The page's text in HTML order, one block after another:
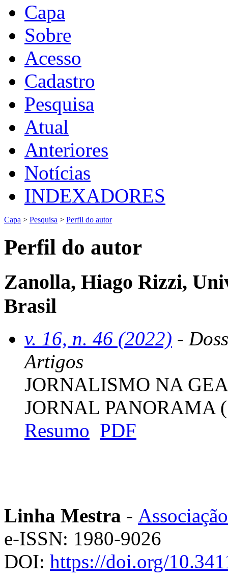
Capa
Sobre
Acesso
Cadastro
Pesquisa
Atual
Anteriores
Notícias
INDEXADORES
Capa > Pesquisa > Perfil do autor
Perfil do autor
Zanolla, Hiago Rizzi,
Brasil
v. 16, n. 46 (2022) -
Artigos
JORNALISMO NA
JORNAL PANORAMA
Resumo PDF
Linha Mestra -
e-ISSN: 1980-9026
DOI: https://doi.org/